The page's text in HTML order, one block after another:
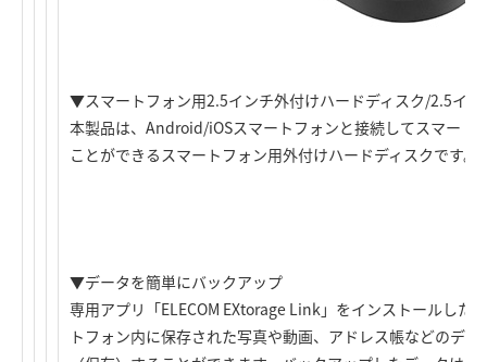
▼スマートフォン用2.5インチ外付けハードディスク/2.5イン
本製品は、Android/iOSスマートフォンと接続してスマート
ことができるスマートフォン用外付けハードディスクです。
▼データを簡単にバックアップ
専用アプリ「ELECOM EXtorage Link」をインストールした
トフォン内に保存された写真や動画、アドレス帳などのデ